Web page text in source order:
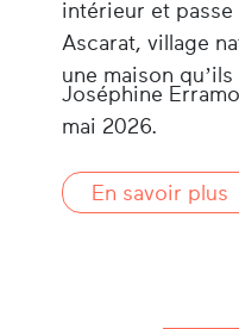
intérieur et passe
Ascarat, village
une maison
Joséphine
mai 2026.
En savoir plus